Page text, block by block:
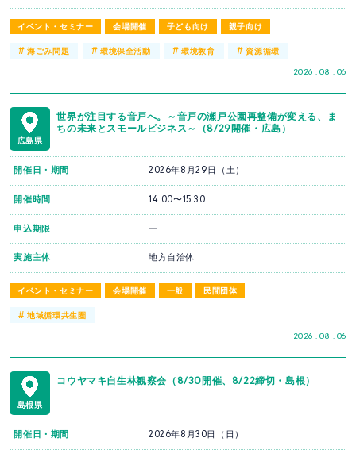
イベント・セミナー 会場開催 子ども向け 親子向け
2026 . 08 . 06
#海ごみ問題 # 環境保全活動 #環境教育 #資源循環
広島県
世界が注目する音戸へ。～音戸の瀬戸公園再整備が変える、ま
ちの未来とスモールビジネス～（8/29開催・広島）
イベント・セミナー 会場開催 一般 民間団体
2026 . 08 . 06
開催日・期間 2026年8月29日（土）
開催時間 14:00〜15:30
申込期限 ー
実施主体 地方自治体
#地域循環共生圏
島根県
コウヤマキ自生林観察会（8/30開催、8/22締切・島根）
開催日・期間 2026年8月30日（日）